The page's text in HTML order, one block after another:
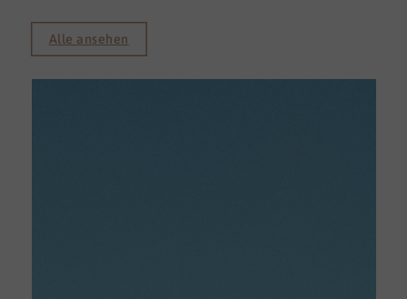
Alle ansehen